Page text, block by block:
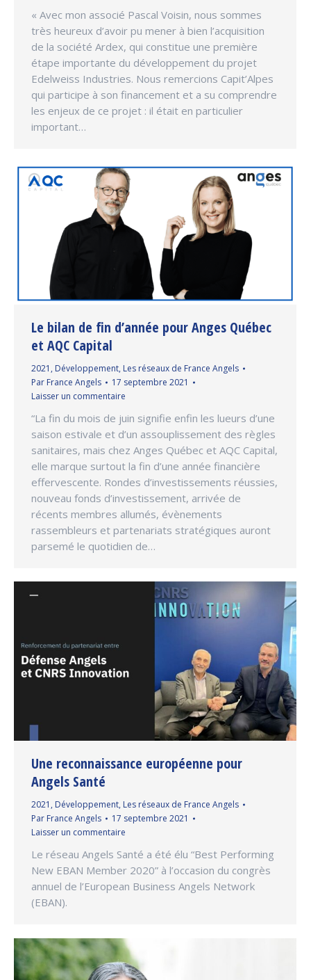
« Avec mon associé Pascal Voisin, nous sommes
très heureux d’avoir pu mener à bien l’acquisition
de la société Ardex, qui constitue une première
étape importante du développement du projet
Edelweiss Industries. Nous remercions Capit’Alpes
qui participe à son financement et a su comprendre
les enjeux de ce projet : il était en particulier
important…
Le bilan de fin d’année pour Anges Québec
et AQC Capital
2021 , Développement, Les réseaux de France Angels
Par France Angels
17 septembre 2021
Laisser un commentaire
“La fin du mois de juin signifie enfin les lueurs d’une
saison estivale et d’un assouplissement des règles
sanitaires, mais chez Anges Québec et AQC Capital,
elle marque surtout la fin d’une année financière
effervescente. Rondes d’investissements réussies,
nouveau fonds d’investissement, arrivée de
récents membres allumés, évènements
rassembleurs et partenariats stratégiques auront
parsemé le quotidien de…
Une reconnaissance européenne pour
Angels Santé
2021 , Développement, Les réseaux de France Angels
Par France Angels
17 septembre 2021
Laisser un commentaire
Le réseau Angels Santé a été élu “Best Performing
New EBAN Member 2020” à l’occasion du congrès
annuel de l’European Business Angels Network
(EBAN).